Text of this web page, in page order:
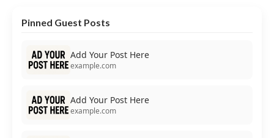
Pinned Guest Posts
Add Your Post Here
example.com
Add Your Post Here
example.com